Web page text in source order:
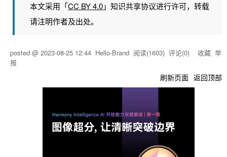
本文采用「CC BY 4.0」知识共享协议进行许可，转载
请注明作者及出处。
posted @ 2023-08-25 12:44 Hello-Brand 阅读(1603) 评论(0) 收藏 举
报
刷新页面 返回顶部